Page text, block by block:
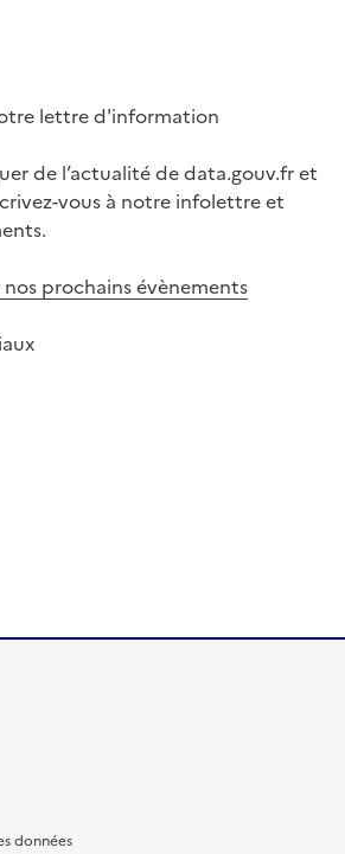
lettre d'information
de l’actualité de data.gouv.fr et
vous à notre infolettre et
prochains évènements
données